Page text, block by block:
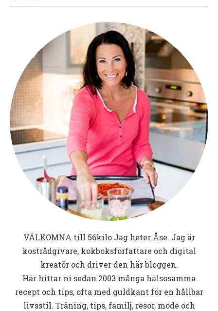
VÄLKOMNA till 56kiloJag heter Åse. Jag är
kostrådgivare, kokboksförfattare och digital
kreatör och driver den här bloggen.
Här hittar ni sedan 2003 många hälsosamma
recept och tips, ofta med guldkant för en hållbar
livsstil. Träning, tips, familj, resor, mode och